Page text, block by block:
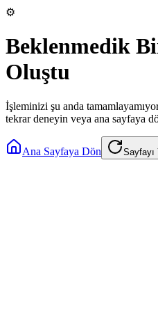
⚙️
Beklenmedik
Oluştu
İşleminizi şu anda
tekrar deneyin veya ana sayfaya
Ana Sayfaya Dön Sayfayı